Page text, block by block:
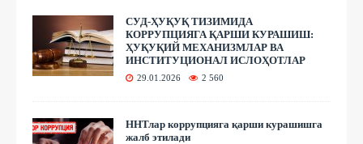
СУД-ҲУҚУҚ ТИЗИМИДА
КОРРУПЦИЯГА ҚАРШИ КУРАШИШ:
ҲУҚУҚИЙ МЕХАНИЗМЛАР ВА
ИНСТИТУЦИОНАЛ ИСЛОҲОТЛАР
29.01.2026 2 560
ННТлар коррупцияга қарши курашишга
жалб этилади